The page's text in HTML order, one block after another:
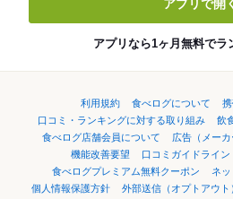
アプリで開
アプリなら1ヶ月無料でラ
利用規約 食べログについて
口コミ・ランキングに対する取り組み
飲
食べログ店舗会員について
広告（メー
機能改善要望
口コミガイドライン
食べログプレミアム無料クーポン
ネッ
個人情報保護方針
外部送信（オプトアウト